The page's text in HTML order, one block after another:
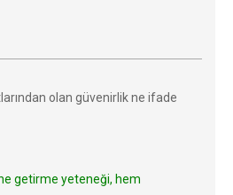
olan güvenirlik ne ifade
getirme yeteneği, hem